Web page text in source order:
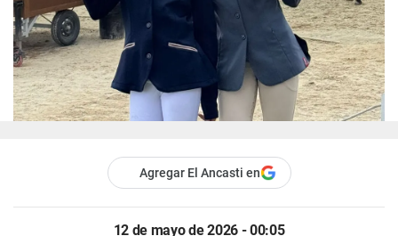
Agregar El Ancasti en
12 de mayo de 2026 - 00:05